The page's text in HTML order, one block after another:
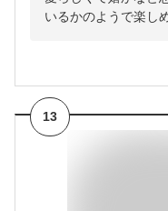
いるかのようで楽し
13